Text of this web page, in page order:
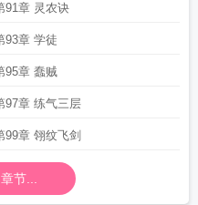
91章 灵农诀
93章 学徒
95章 蠢贼
97章 练气三层
99章 翎纹飞剑
节...